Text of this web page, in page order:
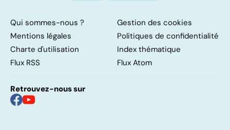
Qui sommes-nous ?
Gestion des cookies
Mentions légales
Politiques de confidentialité
Charte d'utilisation
Index thématique
Flux RSS
Flux Atom
Retrouvez-nous sur